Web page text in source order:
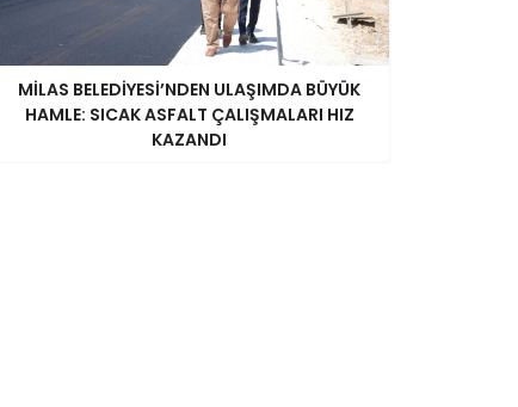
MİLAS BELEDİYESİ’NDEN ULAŞIMDA BÜYÜK
HAMLE: SICAK ASFALT ÇALIŞMALARI HIZ
KAZANDI